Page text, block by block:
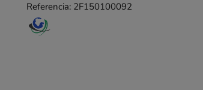
Referencia: 2F150100092